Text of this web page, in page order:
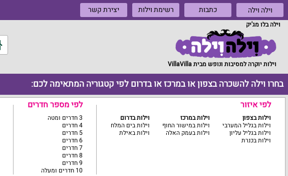
וילה וילה כתבות רשימת וילות יצירת קשר
וילה בלו מג'יק
וילות יוקרה למסיבות ונופש מבית VillaVilla
בחרו וילה להשכרה בצפון או במרכז או בדרום לפי קטגוריה המתאימה לכם:
לפי איזור
וילות בצפון
וילות בגליל המערבי
וילות בגליל עליון
וילות בכנרת
וילות במרכז
וילות במישור החוף
וילות בעמק האלה
וילות בדרום
וילות בים המלח
וילות באילת
לפי מספר חדרים
3 חדרים ומטה
4 חדרים
5 חדרים
6 חדרים
7 חדרים
8 חדרים
9 חדרים
10 חדרים ומעלה